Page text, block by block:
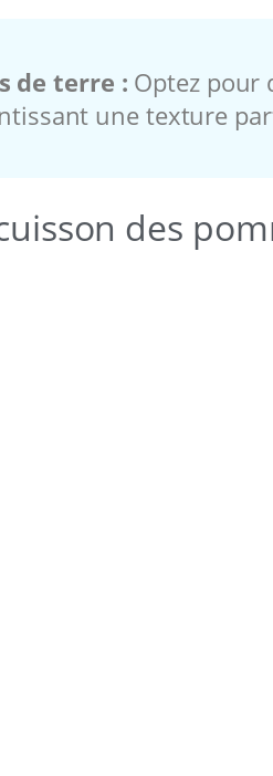
de terre : Optez pour
une texture
des